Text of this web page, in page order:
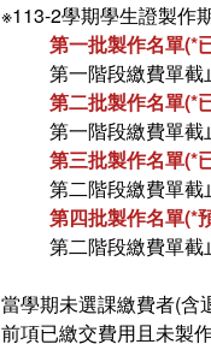
※113-2學期學生證製作
第一批製作名單(*
第一階段繳費單截
第二批製作名單(*
第一階段繳費單截
第三批製作名單(*
第二階段繳費單截
第四批製作名單(*
第二階段繳費單截
當學期未選課繳費者(含
前項已繳交費用且未製